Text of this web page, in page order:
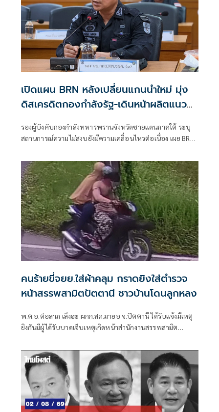
เปิดแผน BRN หลังเปลี่ยนแกนนำใหม่ มุ่ง
ดิสเครดิตกองกำลังรัฐ-เดินหน้าผลิตแนว
รองผู้บังคับกองกำลังทหารพรานจังหวัดชายแดนภาคใต้ ระบุ
สถานการณ์ความไม่สงบยังมีความเคลื่อนไหวต่อเนื่อง เผย BRN
คนร้ายขี่จยย.ใส่ผ้าคลุม กราดยิงใส่ตำรวจ
หน้าสรรพสามิตปัตตานี ชาวบ้านโดนลูกหลง
พ.ต.อ.ต่อลาภ เล็งฮะ ผกก.สภ.มายอ จ.ปัตตานี ได้รับแจ้งมีเหตุ
ยิงกันมีผู้ได้รับบาดเจ็บเหตุเกิดหน้าสำนักงานสรรพสามิต
นราธิวาส - ปัตตานี หลังได้รับแจ้งจึงรายงานให้ผู้บังคับบัญชา
ทราบพร้อมนำกำลังไปที่เกิดเหตุ